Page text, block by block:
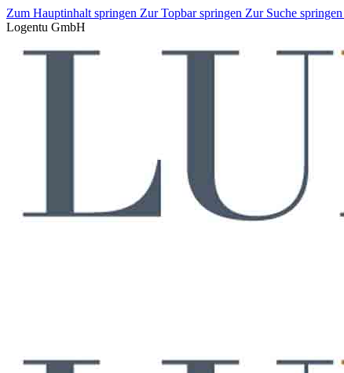
Zum Hauptinhalt springen Zur Topbar springen Zur Suche springen
Logentu GmbH